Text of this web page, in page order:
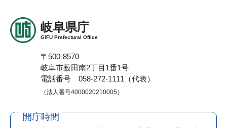
岐阜県庁
GIFU Prefectural Office
〒500-8570
岐阜市薮田南2丁目1番1号
電話番号 058-272-1111（代表）
（法人番号4000020210005）
開庁時間